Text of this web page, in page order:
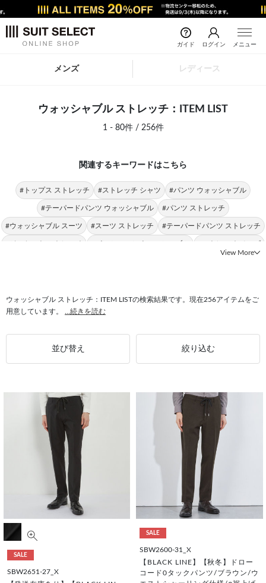
ガイド ログイン メニュー
メンズ レディース
ウォッシャブル ストレッチ：ITEM LIST
1 - 80件 / 256件
関連するキーワードはこちら
#トップス ストレッチ #ストレッチ シャツ #パンツ ウォッシャブル
#テーパードパンツ ウォッシャブル #パンツ ストレッチ
#ウォッシャブル スーツ #スーツ ストレッチ #テーパードパンツ ストレッチ
#ジャケット ストレッチ #パンツスーツ ウォッシャブル #ストレッチ メンズ
#トップス ウォッシャブル #ウォッシャブル メンズ
#セーター ウォッシャブル
#ネクタイ ウォッシャブル
View More
ウォッシャブル ストレッチ：ITEM LISTの検索結果です。現在256アイテムをご
用意しています。
...続きを読む
並び替え 絞り込む
SALE
SBW2651-27_X
SALE
SBW2600-31_X
【BLACK LINE】【秋冬】ドロー
コード0タックパンツ/ブラウン/ウ